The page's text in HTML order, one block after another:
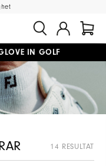
IN GOLF
999KR&
14 RESULTAT